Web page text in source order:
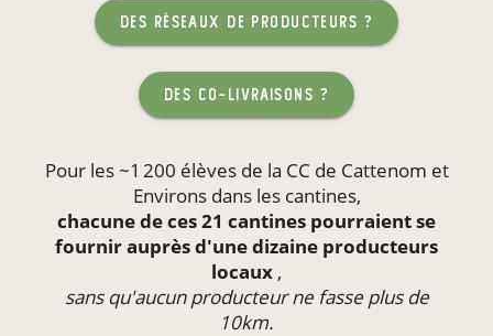
des réseaux de producteurs ?
des co-livraisons ?
Pour les ~1 200 élèves de la CC de Cattenom et
Environs dans les cantines,
chacune de ces 21 cantines pourraient se
fournir auprès d'une dizaine producteurs
locaux ,
sans qu'aucun producteur ne fasse plus de
10km.